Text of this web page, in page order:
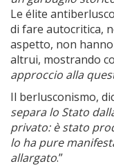
Le élite
di fare autocritica,
aspetto, non
altrui, mostrando
approccio alla
Il berlusconismo,
separa lo Stato
privato: è stato
lo ha pure
allargato.”